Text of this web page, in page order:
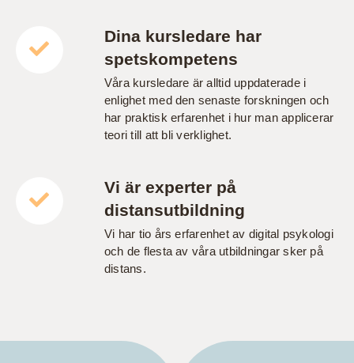
Dina kursledare har
spetskompetens
Våra kursledare är alltid uppdaterade i
enlighet med den senaste forskningen och
har praktisk erfarenhet i hur man applicerar
teori till att bli verklighet.
Vi är experter på
distansutbildning
Vi har tio års erfarenhet av digital psykologi
och de flesta av våra utbildningar sker på
distans.